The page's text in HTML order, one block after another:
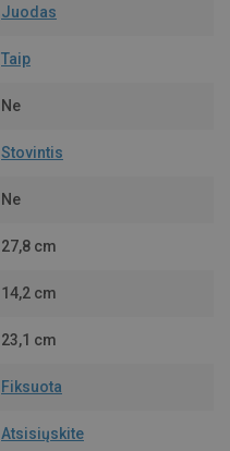
Juodas
Taip
Ne
Stovintis
Ne
27,8 cm
14,2 cm
23,1 cm
Fiksuota
Atsisiųskite